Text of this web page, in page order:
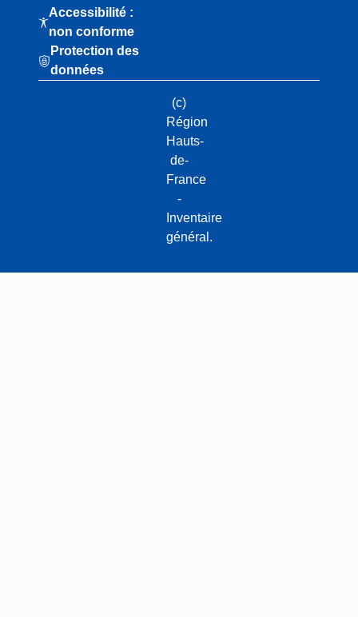
Accessibilité :
non conforme
Protection des
données
(c)
Région
Hauts-
de-
France
-
Inventaire
général.